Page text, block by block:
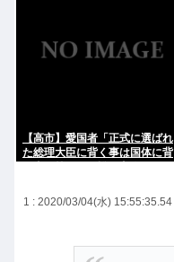
【高市】愛国者「正式に選ばれ
た総理大臣に背く事は国体に背
1 : 2020/03/04(水) 15:55:35.54